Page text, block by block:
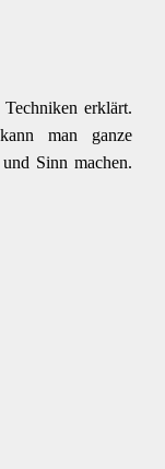
erklärt.
man ganze
Sinn machen.